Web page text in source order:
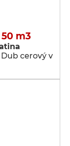
m3
cerový v